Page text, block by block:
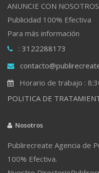
ANUNCIE CON NOSOTROS
Publicidad 100% Efectiva
Para más información
: 3122288173
Horario de trabajo :
POLITICA DE
Nosotros
Publirecreate Agencia de
100% Efectiva.